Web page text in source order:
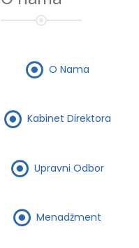
O Nama
Kabinet Direktora
Upravni Odbor
Menadžment